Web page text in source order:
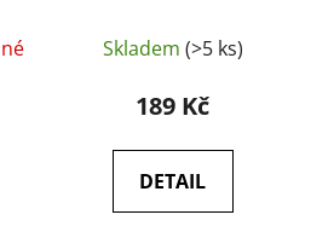
Skladem (>5 ks)
189 Kč
DETAIL